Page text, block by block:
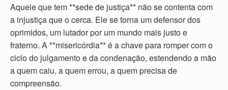
Aquele que tem **sede de justiça** não se contenta com
a injustiça que o cerca. Ele se torna um defensor dos
oprimidos, um lutador por um mundo mais justo e
fraterno. A **misericórdia** é a chave para romper com o
ciclo do julgamento e da condenação, estendendo a mão
a quem caiu, a quem errou, a quem precisa de
compreensão.